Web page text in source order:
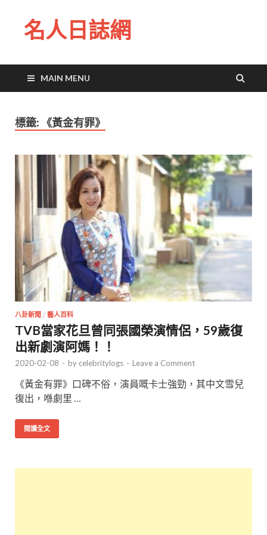
名人日誌網
MAIN MENU
標籤: 《黃金有罪》
八卦新聞 / 藝人百科
TVB當家花旦曾同張國榮演情侶，59歲復
出新劇演阿媽！！
2020-02-08 - by celebritylogs - Leave a Comment
《黃金有罪》口碑不俗，演員嘅卡士強勁，其中文雪兒
復出，喺劇里 …
閱讀全文